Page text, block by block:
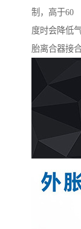
制，高于60
度时会降低
胎离合器接